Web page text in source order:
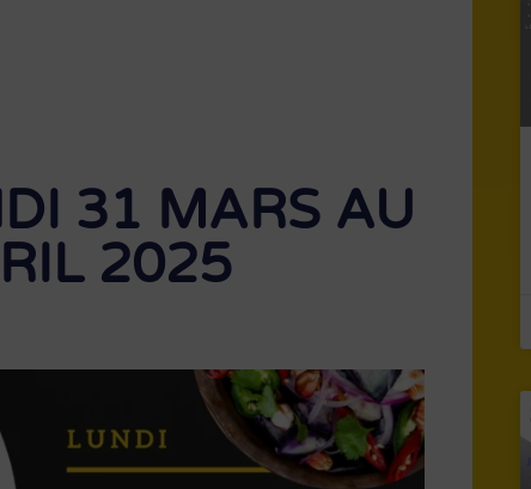
31 MARS AU
2025